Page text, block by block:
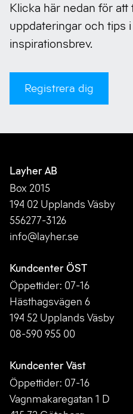
Klicka här nedan för att
uppdateringar och tips
inspirationsbrev.
Registrera dig
Layher AB
Box 2015
194 02 Upplands Väsby
556277-3126
info@layher.se
Kundcenter ÖST
Öppettider: 07-16
Hästhagsvägen 6
194 52 Upplands Väsby
08-590 955 00
Kundcenter Väst
Öppettider: 07-16
Vagnmakaregatan 1 D